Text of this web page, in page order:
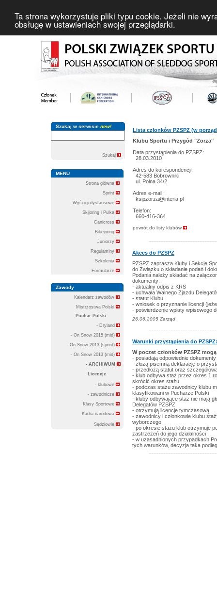
Ta strona wykorzystuje pliki typu cookie. Jeżeli nie
obsługę w ustawieniach swojej przeglądarki.
Szukaj w serwisie new!
Szukaj
MENU
Strona główna
Sprint
Wyścigi dystansowe
Skijoring i Pulka
Canicross
Bikejoring
Juniorzy
Regulaminy
Szkolenia
Formularze
Zawody
Kalendarz zawodów
Mistrzostwa Polski
Puchar Polski
- Dryland
- On Snow 2015 (mid)
- On Snow 2013 (sprint)
- On Snow 2013 (mid)
- ARCHIWUM
Licencje
- klubowe
- zawodnicze
Klasy Sportowe
Kadra narodowa
Sędziowie
Lista członków PZSPZ (w
Klubu Sportu i Przygód "Zorza"
Data przystąpienia do PZSPZ:
28.03.2010
Adres do korespondencji:
42-583 Bobrowniki
ul. Polna 34/2
Adres e-mail:
ksipzorza@interia.pl
Telefon:
660-416-364
powrót do listy klubów
Akces do PZSPZ
PZSPZ zaprasza Kluby i Sekcje
do Związku o składanie podań i
Podania należy składać na
dokumenty:
- aktualny odpis z KRS
- uchwała Walnego Zjazdu
- statut Klubu
- wniosek o przyznanie licencji
- potwierdzenie wpłaty wpisowego
26.06.2005 Zarząd
Warunki przystąpienia do PZSPZ:
W poczet członków PZSPZ
- posiadają odpowiednie
- złożą pisemną deklarację o
- przedłożą statut oraz
- klub odbywa staż przez okres 1
skrócić okres stażu
- podczas stażu zawodnicy klubu
klasyfikowani w Pucharze Polski
- kluby odbywające staż nie mają
Delegatów PZSPZ
- otrzymują licencje tymczasową
- zawodnicy i członkowie klubu
wyborczego
- po okresie stażu klub otrzymuje
zastrzeżeń do jego działalności
- w uzasadnionych przypadkach
tych warunków, decyzja taka